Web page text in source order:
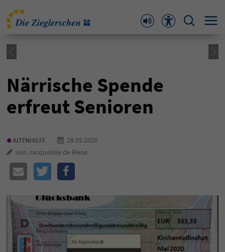
Närrische Spende
erfreut Senioren
•ALTENHILFE
28.05.2020
von Jacqueline de Riese